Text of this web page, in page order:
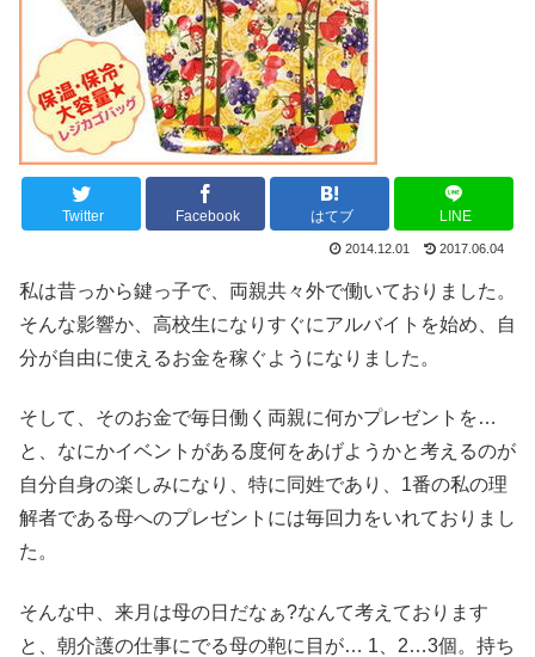
Twitter Facebook はてブ LINE
2014.12.01 2017.06.04
私は昔っから鍵っ子で、両親共々外で働いておりました。
そんな影響か、高校生になりすぐにアルバイトを始め、自
分が自由に使えるお金を稼ぐようになりました。
そして、そのお金で毎日働く両親に何かプレゼントを…
と、なにかイベントがある度何をあげようかと考えるのが
自分自身の楽しみになり、特に同姓であり、1番の私の理
解者である母へのプレゼントには毎回力をいれておりまし
た。
そんな中、来月は母の日だなぁ?なんて考えております
と、朝介護の仕事にでる母の鞄に目が… 1、2…3個。持ち